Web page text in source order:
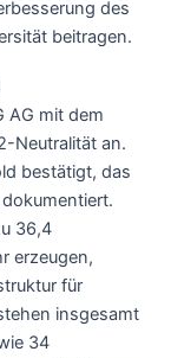
des
beitragen.
AG mit dem
Neutralität an.
bestätigt, das
36,4
erzeugen,
für
insgesamt
34